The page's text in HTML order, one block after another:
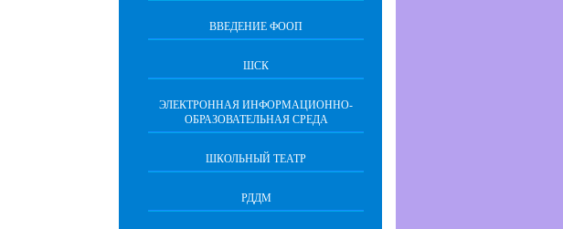
ВВЕДЕНИЕ ФООП
ШСК
ЭЛЕКТРОННАЯ ИНФОРМАЦИОННО-
ОБРАЗОВАТЕЛЬНАЯ СРЕДА
ШКОЛЬНЫЙ ТЕАТР
РДДМ